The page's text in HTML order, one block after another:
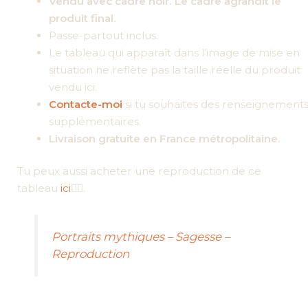
produit final.
Passe-partout inclus.
Le tableau qui apparaît dans l’image de mise en
situation ne reflète pas la taille réelle du produit
vendu ici.
Contacte-moi si tu souhaites des renseignements
supplémentaires.
Livraison gratuite en France métropolitaine.
Tu peux aussi acheter une reproduction de ce
tableau ici👇🏼.
Portraits mythiques – Sagesse –
Reproduction